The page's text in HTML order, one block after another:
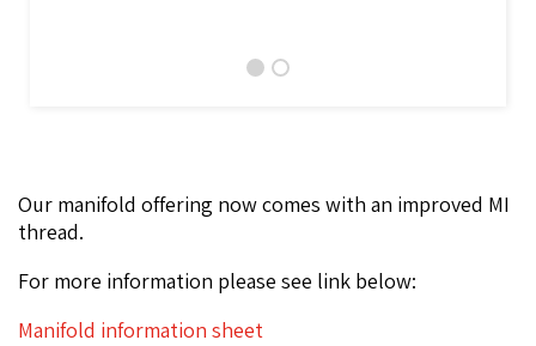
Our manifold offering now comes with an improved MI
thread.
For more information please see link below:
Manifold information sheet